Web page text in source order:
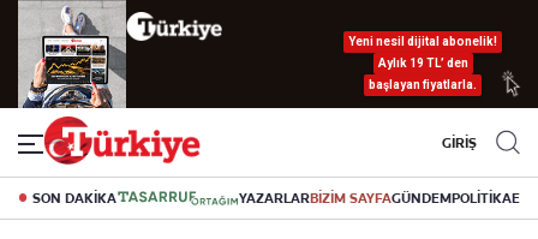
Yeni nesil dijital abonelik!
Aylık 19 TL’ den
başlayan fiyatlarla.
GİRİŞ
SON DAKİKA YAZARLARBİZİM SAYFAGÜNDEMPOLİTİKA